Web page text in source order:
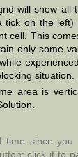
will show all
tick on the
cell. This
only some
situation.
area is
time since you
click it to